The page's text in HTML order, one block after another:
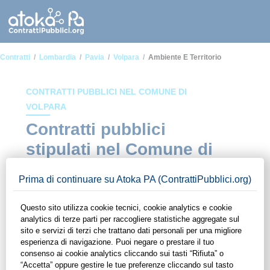
Contratti Lombardia Pavia Volpara Ambiente E Territorio
CONTRATTI PUBBLICI NEL COMUNE DI
VOLPARA
Contratti pubblici
stipulati nel Comune di
Ambiente e territorio
In questa sezione del sito di ContrattiPubblici.org potrai avere
ad alcuni dei contratti presenti nella piattaforma stipulati
all'interno del Comune di Volpara in ambito Ambiente e
territorio. Grazie alle funzionalità di ContrattiPubblici.org
potrai monitorare la scadenza dei contratti pubblici di tuo
interesse e programmare la tua attività commerciale con le